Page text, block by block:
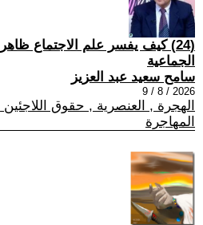
(24) كيف يفسر علم الاجتماع
الجماعية
سامح سعيد عبد العزيز
2026 / 8 / 9
الهجرة , العنصرية , حقوق اللاجئين
المهاجرة